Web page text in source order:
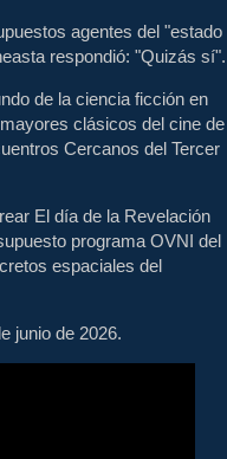
agentes del "estado
respondió: "Quizás sí".
de la ciencia ficción en
clásicos del cine de
Cercanos del Tercer
El día de la Revelación
programa OVNI del
espaciales del
junio de 2026.